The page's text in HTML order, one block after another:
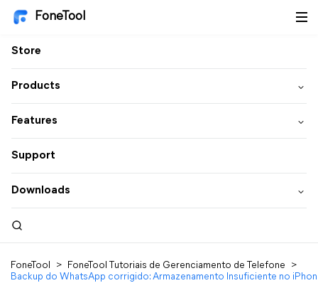
FoneTool
Store
Products
Features
Support
Downloads
FoneTool > FoneTool Tutoriais de Gerenciamento de Telefone
>
Backup do WhatsApp corrigido: Armazenamento Insuficiente no